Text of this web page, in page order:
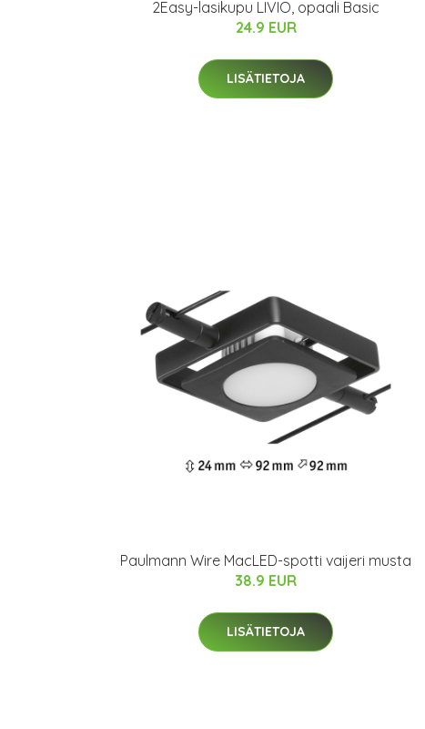
2Easy-lasikupu LIVIO, opaali Basic
24.9 EUR
LISÄTIETOJA
Paulmann Wire MacLED-spotti vaijeri musta
38.9 EUR
LISÄTIETOJA